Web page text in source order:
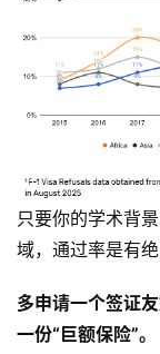
只要你的学术背
域，通过率是有绝
多申请一个签证
一份“巨额保险”。